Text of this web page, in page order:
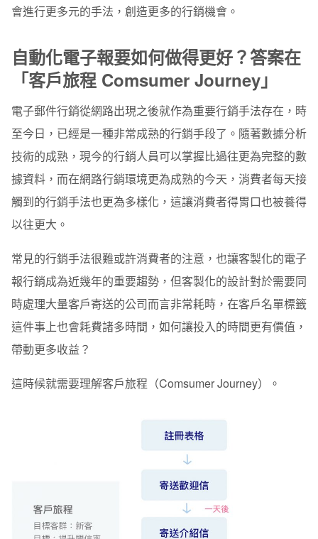
會進行更多元的手法，創造更多的行銷機會。
自動化電子報要如何做得更好？答案在
「客戶旅程 Comsumer Journey」
電子郵件行銷從網路出現之後就作為重要行銷手法存在，時
至今日，已經是一種非常成熟的行銷手段了。隨著數據分析
技術的成熟，現今的行銷人員可以掌握比過往更為完整的數
據資料，而在網路行銷環境更為成熟的今天，消費者每天接
觸到的行銷手法也更為多樣化，這讓消費者得胃口也被養得
以往更大。
常見的行銷手法很難或許消費者的注意，也讓客製化的電子
報行銷成為近幾年的重要趨勢，但客製化的設計對於需要同
時處理大量客戶寄送的公司而言非常耗時，在客戶名單標籤
這件事上也會耗費諸多時間，如何讓投入的時間更有價值，
帶動更多收益？
這時候就需要理解客戶旅程（Comsumer Journey）。